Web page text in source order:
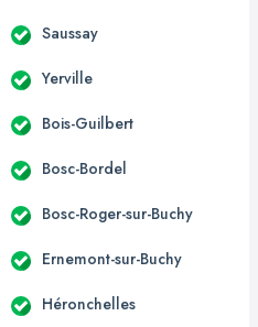
Saussay
Yerville
Bois-Guilbert
Bosc-Bordel
Bosc-Roger-sur-Buchy
Ernemont-sur-Buchy
Héronchelles